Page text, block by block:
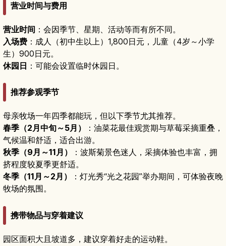
营业时间与费用
营业时间 ：会因季节、星期、活动等而有所不同。
入场费 ：成人（初中生以上）1,800日元，儿童（4岁～小学
生）900日元。
休园日 ：可能会设置临时休园日。
推荐参观季节
母亲牧场一年四季都能玩，但以下季节尤其推荐。
春季（2月中旬～5月）
：油菜花最佳观赏期与草莓采摘重叠，
气候温和舒适，适合出游。
秋季（9月～11月）
：波斯菊景色迷人，采摘体验也丰富，拥
挤程度较夏季更舒适。
冬季（11月～2月）
：灯光秀“光之花园”举办期间，可体验夜晚
牧场的氛围。
携带物品与穿着建议
园区面积大且坡道多，建议穿着好走的运动鞋。